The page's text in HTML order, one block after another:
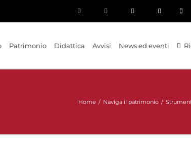
Patrimonio Didattica Avvisi News ed eventi
Home / Naviga il patrimonio /